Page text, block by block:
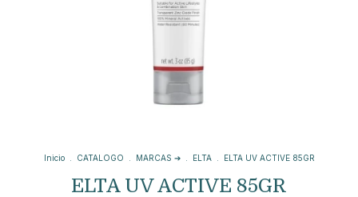
Inicio CATALOGO MARCAS ➔ ELTA ELTA UV ACTIVE 85GR
ELTA UV ACTIVE 85GR